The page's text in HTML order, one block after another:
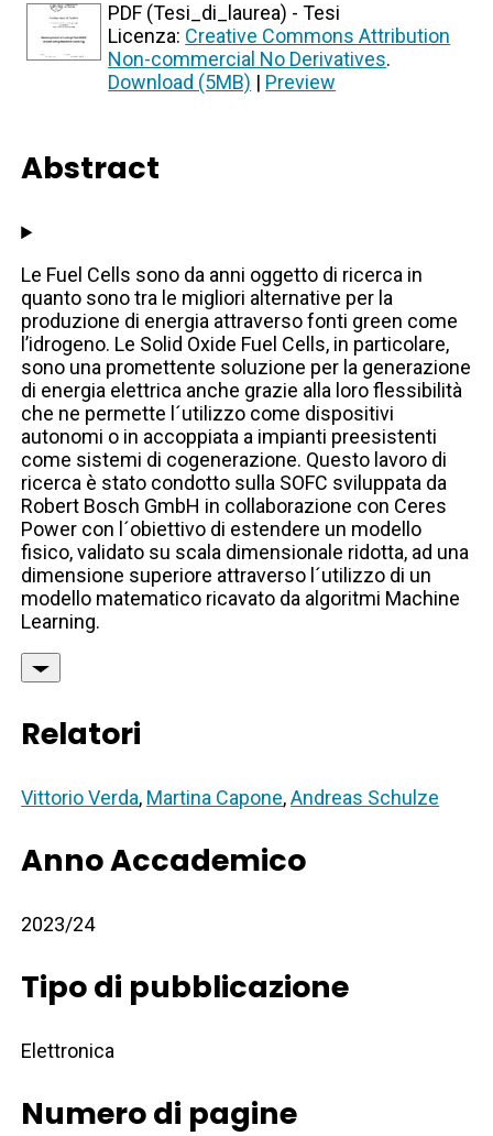
PDF (Tesi_di_laurea) - Tesi
Licenza: Creative Commons Attribution
Non-commercial No Derivatives.
Download (5MB) | Preview
Abstract
Le Fuel Cells sono da anni oggetto di ricerca in
quanto sono tra le migliori alternative per la
produzione di energia attraverso fonti green come
l’idrogeno. Le Solid Oxide Fuel Cells, in particolare,
sono una promettente soluzione per la generazione
di energia elettrica anche grazie alla loro flessibilità
che ne permette l´utilizzo come dispositivi
autonomi o in accoppiata a impianti preesistenti
come sistemi di cogenerazione. Questo lavoro di
ricerca è stato condotto sulla SOFC sviluppata da
Robert Bosch GmbH in collaborazione con Ceres
Power con l´obiettivo di estendere un modello
fisico, validato su scala dimensionale ridotta, ad una
dimensione superiore attraverso l´utilizzo di un
modello matematico ricavato da algoritmi Machine
Learning.
Relatori
Vittorio Verda, Martina Capone,Andreas Schulze
Anno Accademico
2023/24
Tipo di pubblicazione
Elettronica
Numero di pagine